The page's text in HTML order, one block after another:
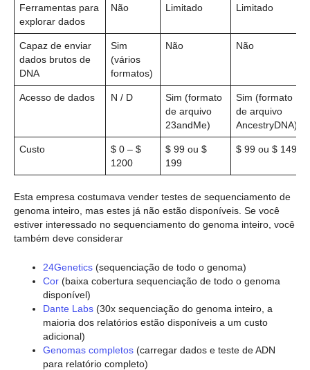
Ferramentas para
explorar dados
Não Limitado Limitado
Capaz de enviar
dados brutos de
DNA
Sim
(vários
formatos)
Não Não
Acesso de dados N / D
Sim (formato
de arquivo
23andMe)
Sim (formato
de arquivo
AncestryDNA)
Custo
$ 0 – $
1200
$ 99 ou $
199
$ 99 ou $ 149
Esta empresa costumava vender testes de sequenciamento de
genoma inteiro, mas estes já não estão disponíveis. Se você
estiver interessado no sequenciamento do genoma inteiro, você
também deve considerar
24Genetics (sequenciação de todo o genoma)
Cor (baixa cobertura sequenciação de todo o genoma
disponível)
Dante Labs (30x sequenciação do genoma inteiro, a
maioria dos relatórios estão disponíveis a um custo
adicional)
Genomas completos (carregar dados e teste de ADN
para relatório completo)